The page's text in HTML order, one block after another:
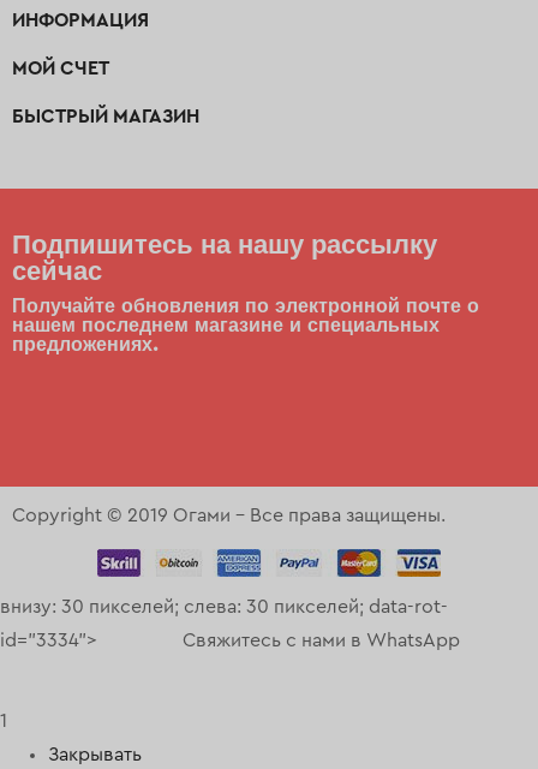
ИНФОРМАЦИЯ
МОЙ СЧЕТ
БЫСТРЫЙ МАГАЗИН
Подпишитесь на нашу рассылку
сейчас
Получайте обновления по электронной почте о
нашем последнем магазине и специальных
предложениях.
Copyright © 2019 Огами – Все права защищены.
внизу: 30 пикселей; слева: 30 пикселей; data-rot-
id="3334">
Свяжитесь с нами в WhatsApp
1
Закрывать